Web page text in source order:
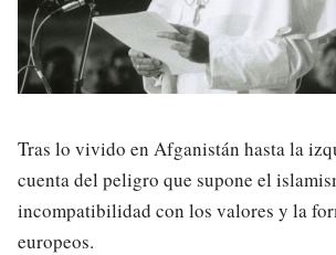
Tras lo vivido en Afganistán hasta la
cuenta del peligro que supone el
incompatibilidad con los valores y la
europeos.